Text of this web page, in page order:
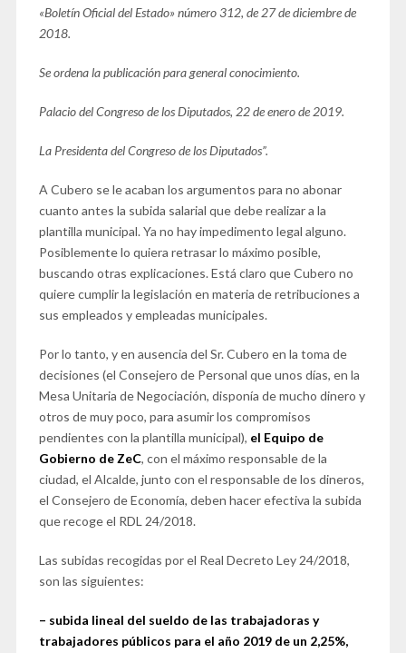
«Boletín Oficial del Estado» número 312, de 27 de diciembre de
2018.
Se ordena la publicación para general conocimiento.
Palacio del Congreso de los Diputados, 22 de enero de 2019.
La Presidentadel Congreso de los Diputados”.
A Cubero se le acaban los argumentos para no abonar
cuanto antes la subida salarial que debe realizar a la
plantilla municipal. Ya no hay impedimento legal alguno.
Posiblemente lo quiera retrasar lo máximo posible,
buscando otras explicaciones. Está claro que Cubero no
quiere cumplir la legislación en materia de retribuciones a
sus empleados y empleadas municipales.
Por lo tanto, y en ausencia del Sr. Cubero en la toma de
decisiones (el Consejero de Personal que unos días, en la
Mesa Unitaria de Negociación, disponía de mucho dinero y
otros de muy poco, para asumir los compromisos
pendientes con la plantilla municipal), el Equipo de
Gobierno de ZeC, con el máximo responsable de la
ciudad, el Alcalde, junto con el responsable de los dineros,
el Consejero de Economía, deben hacer efectiva la subida
que recoge el RDL 24/2018.
Las subidas recogidas por el Real Decreto Ley 24/2018,
son las siguientes:
– subida lineal del sueldo de las trabajadoras y
trabajadores públicos para el año 2019 de un 2,25%,